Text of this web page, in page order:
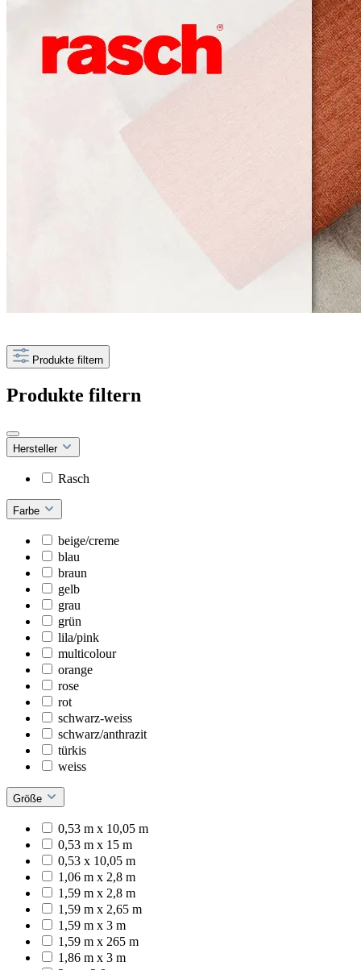
Produkte filtern
Produkte filtern
Hersteller
Rasch
Farbe
beige/creme
blau
braun
gelb
grau
grün
lila/pink
multicolour
orange
rose
rot
schwarz-weiss
schwarz/anthrazit
türkis
weiss
Größe
0,53 m x 10,05 m
0,53 m x 15 m
0,53 x 10,05 m
1,06 m x 2,8 m
1,59 m x 2,8 m
1,59 m x 2,65 m
1,59 m x 3 m
1,59 m x 265 m
1,86 m x 3 m